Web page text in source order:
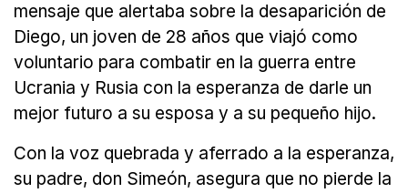
mensaje que alertaba sobre la desaparición de
Diego, un joven de 28 años que viajó como
voluntario para combatir en la guerra entre
Ucrania y Rusia con la esperanza de darle un
mejor futuro a su esposa y a su pequeño hijo.
Con la voz quebrada y aferrado a la esperanza,
su padre, don Simeón, asegura que no pierde la